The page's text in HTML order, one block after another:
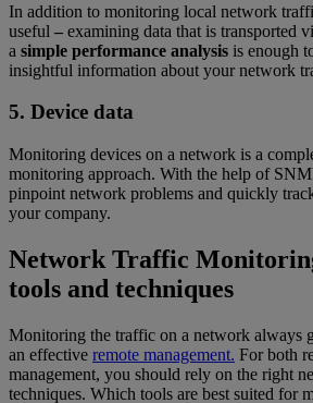
In addition to monitoring local network
useful – examining data that is transported
a simple performance analysis is enough
insightful information about your network
5. Device data
Monitoring devices on a network is a
monitoring approach. With the help of
pinpoint network problems and quickly
your company.
Network Traffic
tools and techniques
Monitoring the traffic on a network always
an effective remote management. For both
management, you should rely on the right
techniques. Which tools are best suited for